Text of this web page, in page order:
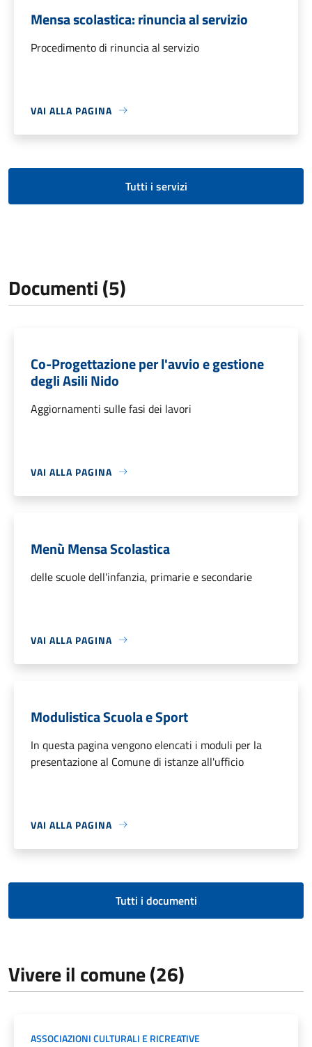
Mensa scolastica: rinuncia al servizio
Procedimento di rinuncia al servizio
VAI ALLA PAGINA
Tutti i servizi
Documenti (5)
Co-Progettazione per l'avvio e gestione
degli Asili Nido
Aggiornamenti sulle fasi dei lavori
VAI ALLA PAGINA
Menù Mensa Scolastica
delle scuole dell'infanzia, primarie e secondarie
VAI ALLA PAGINA
Modulistica Scuola e Sport
In questa pagina vengono elencati i moduli per la
presentazione al Comune di istanze all'ufficio
VAI ALLA PAGINA
Tutti i documenti
Vivere il comune (26)
ASSOCIAZIONI CULTURALI E RICREATIVE